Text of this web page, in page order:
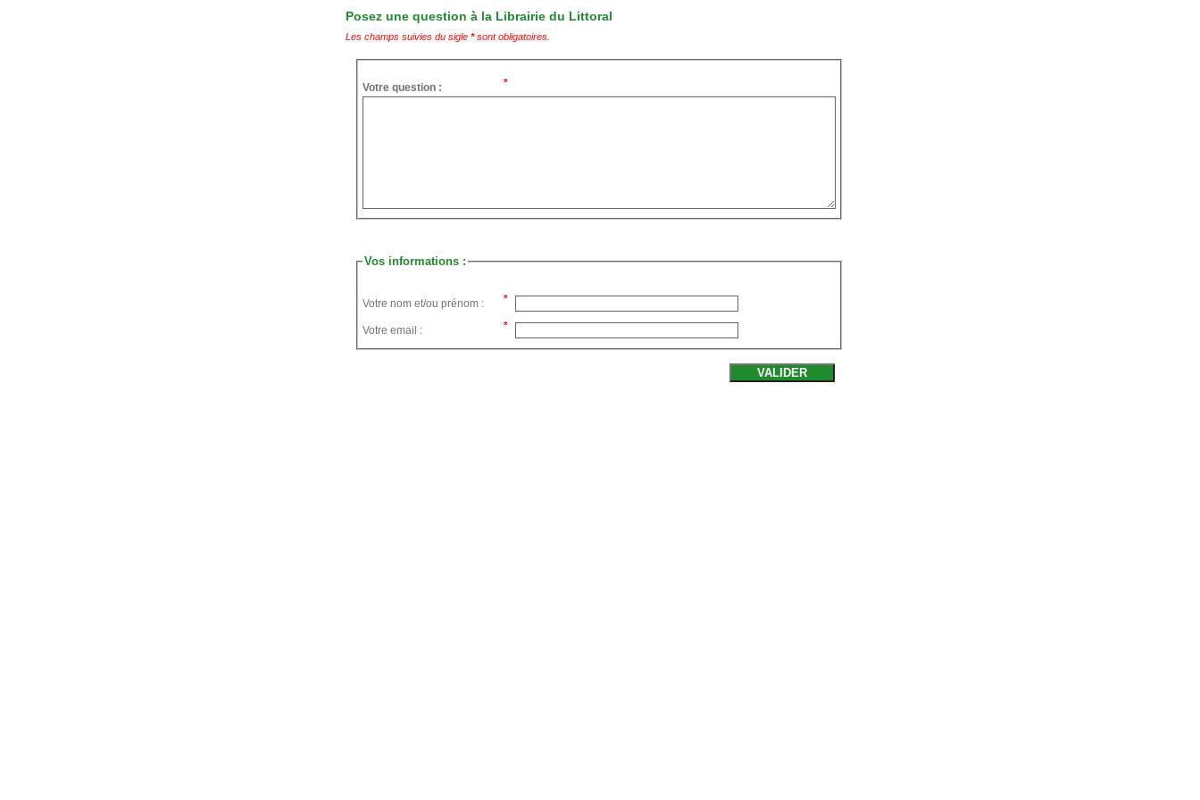
Posez une question à la Librairie du Littoral
Les champs suivies du sigle *sont obligatoires.
Votre question :
Vos informations :
Votre nom et/ou prénom :
Votre email :